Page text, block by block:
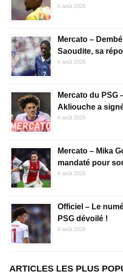
6 août 2026
Mercato –
Saoudite, sa
6 août 2026
Mercato du PSG
Akliouche a
6 août 2026
Mercato – Mika
mandaté pour
6 août 2026
Officiel – Le
PSG dévoilé !
6 août 2026
ARTICLES LES PLUS